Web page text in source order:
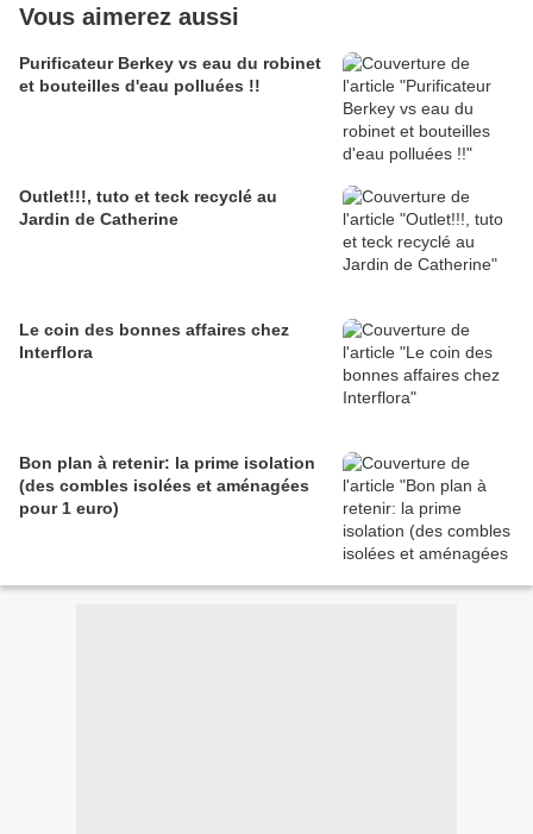
Vous aimerez aussi
Purificateur Berkey vs eau du robinet
et bouteilles d'eau polluées !!
Outlet!!!, tuto et teck recyclé au
Jardin de Catherine
Le coin des bonnes affaires chez
Interflora
Bon plan à retenir: la prime isolation
(des combles isolées et aménagées
pour 1 euro)